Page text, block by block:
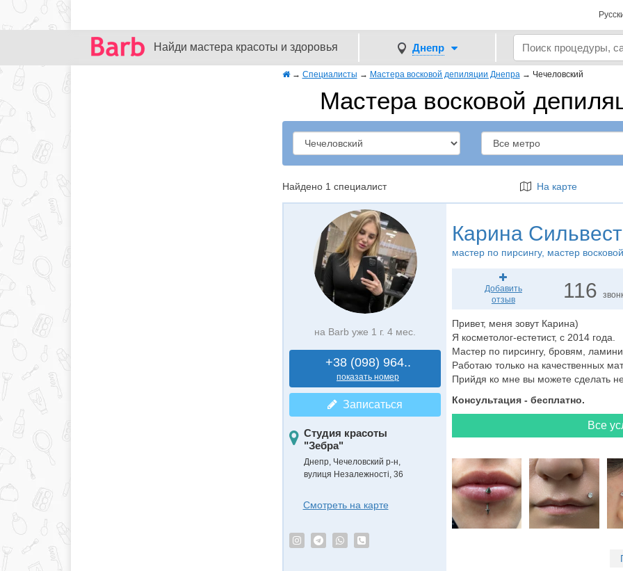
Найди мастера красоты и здоровья Днепр
→ Специалисты → Мастера восковой депиляции Днепра → Чечеловский
Мастера восковой
Найдено 1 специалист На карте
на Barb уже 1 г. 4 мес.
+38 (098) 964..
показать номер
Записаться
Студия красоты
"Зебра"
Днепр, Чечеловский р-н,
вулиця Незалежності, 36
Смотреть на карте
Карина
мастер по пирсингу, мастер
Добавить
отзыв
116
Привет, меня зовут Карина)
Я косметолог-естетист, с 2014 года.
Мастер по пирсингу, бровям,
Работаю только на качественных
Прийдя ко мне вы можете сделать
Консультация - бесплатно.
Все